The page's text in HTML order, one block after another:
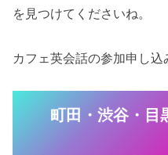
を見つけてくださいね。
カフェ英会話の参加申し
町田・渋谷・目